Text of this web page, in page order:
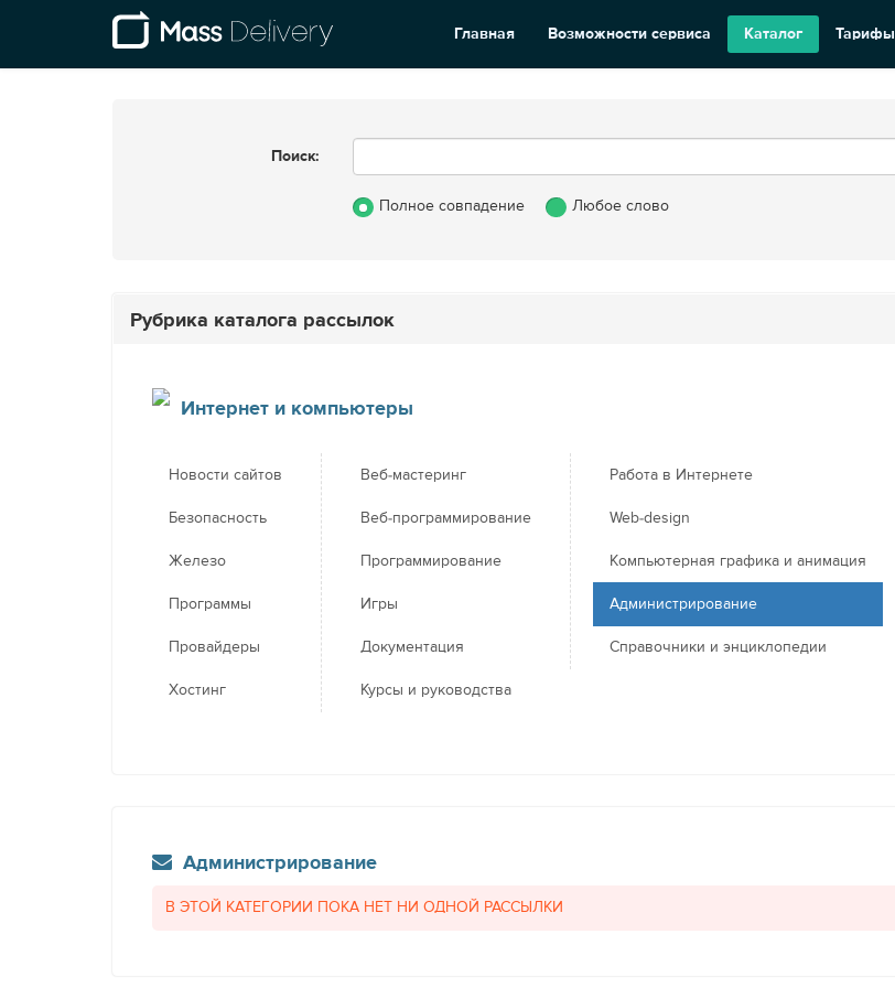
Главная Возможности сервиса Каталог Тарифы
Поиск:
Полное совпадение Любое слово
Рубрика каталога рассылок
Интернет и компьютеры
Новости сайтов
Безопасность
Железо
Программы
Провайдеры
Хостинг
Веб-мастеринг
Веб-программирование
Программирование
Игры
Документация
Курсы и руководства
Работа в Интернете
Web-design
Компьютерная графика и анимация
Администрирование
Справочники и энциклопедии
Администрирование
В ЭТОЙ КАТЕГОРИИ ПОКА НЕТ НИ ОДНОЙ РАССЫЛКИ